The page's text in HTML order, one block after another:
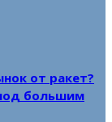
от ракет?
большим